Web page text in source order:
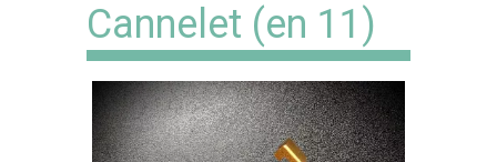
Cannelet (en 11)